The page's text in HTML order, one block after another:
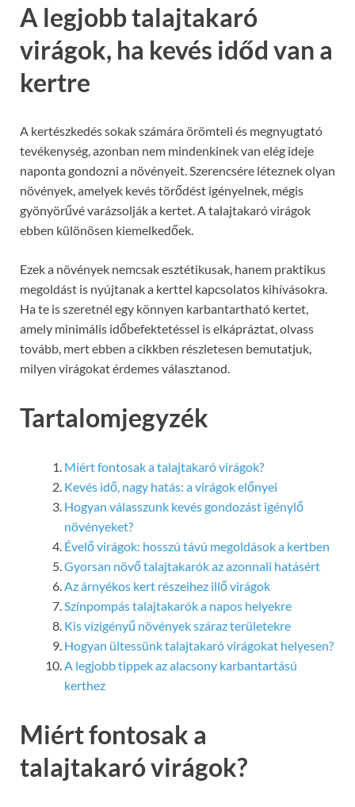
A legjobb talajtakaró
virágok, ha kevés időd van a
kertre
A kertészkedés sokak számára örömteli és megnyugtató
tevékenység, azonban nem mindenkinek van elég ideje
naponta gondozni a növényeit. Szerencsére léteznek olyan
növények, amelyek kevés törődést igényelnek, mégis
gyönyörűvé varázsolják a kertet. A talajtakaró virágok
ebben különösen kiemelkedőek.
Ezek a növények nemcsak esztétikusak, hanem praktikus
megoldást is nyújtanak a kerttel kapcsolatos kihívásokra.
Ha te is szeretnél egy könnyen karbantartható kertet,
amely minimális időbefektetéssel is elkápráztat, olvass
tovább, mert ebben a cikkben részletesen bemutatjuk,
milyen virágokat érdemes választanod.
Tartalomjegyzék
Miért fontosak a talajtakaró virágok?
Kevés idő, nagy hatás: a virágok előnyei
Hogyan válasszunk kevés gondozást igénylő
növényeket?
Évelő virágok: hosszú távú megoldások a kertben
Gyorsan növő talajtakarók az azonnali hatásért
Az árnyékos kert részeihez illő virágok
Színpompás talajtakarók a napos helyekre
Kis vízigényű növények száraz területekre
Hogyan ültessünk talajtakaró virágokat helyesen?
A legjobb tippek az alacsony karbantartású
kerthez
Miért fontosak a
talajtakaró virágok?